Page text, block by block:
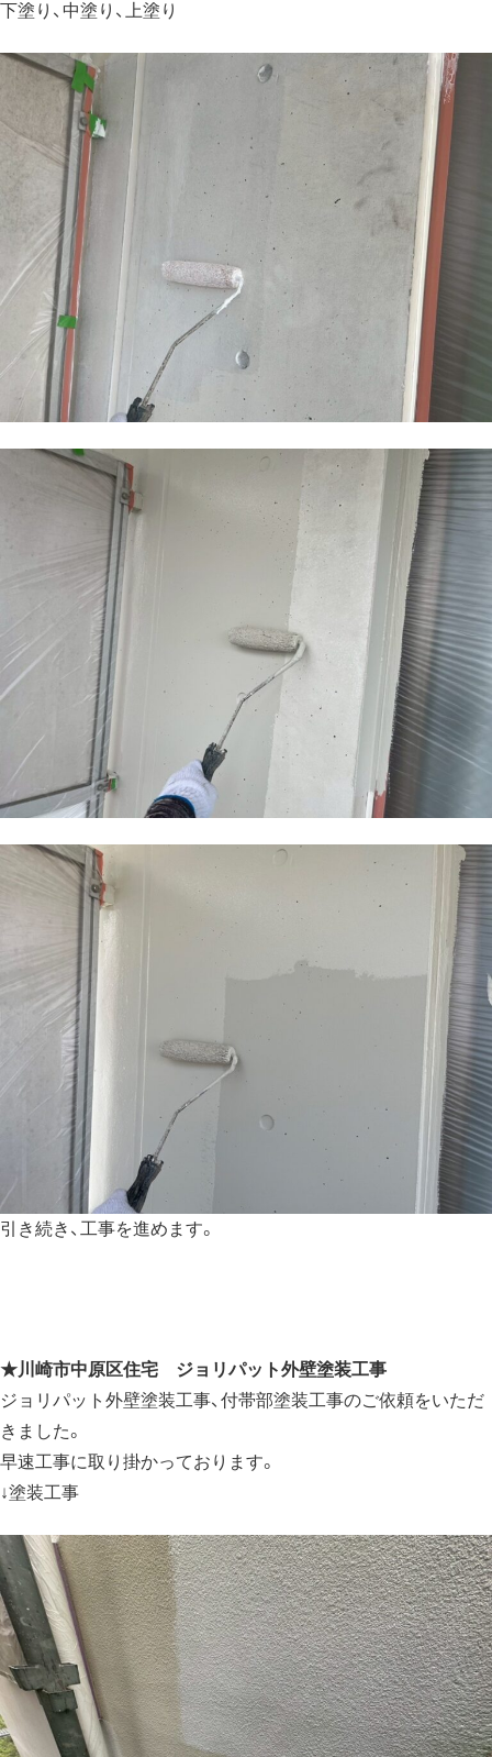
下塗り、中塗り、上塗り
引き続き、工事を進めます。
★川崎市中原区住宅 ジョリパット外壁塗装工事
ジョリパット外壁塗装工事、付帯部塗装工事のご依頼をいただ
きました。
早速工事に取り掛かっております。
↓塗装工事